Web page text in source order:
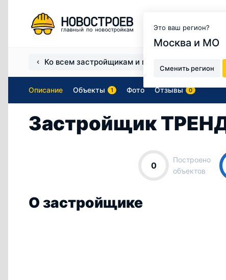
Это ваш регион?
Москва и МО
Сменить регион
Ко всем застройщикам и продавцам
Описание Объекты 1 Фото Отзывы 0
Застройщик
0
Построено
объектов
О застройщике